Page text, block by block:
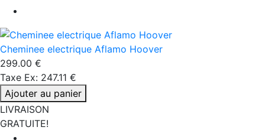
Cheminee electrique Aflamo Hoover
299.00 €
Taxe Ex: 247.11 €
Ajouter au panier
LIVRAISON
GRATUITE!